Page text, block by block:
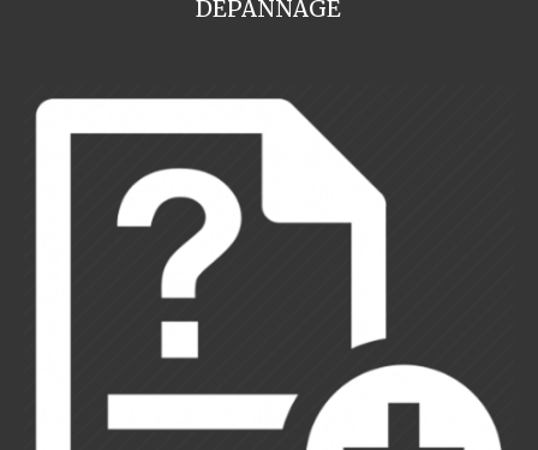
DEPANNAGE